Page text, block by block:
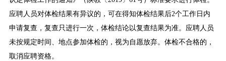
应聘人员对体检结果有异议的，可在得知体检结果后2个工作日内
申请复查，复查只进行一次，体检结论以复查结果为准。应聘人员
未按规定时间、地点参加体检的，视为自愿放弃。体检不合格的，
取消应聘资格。